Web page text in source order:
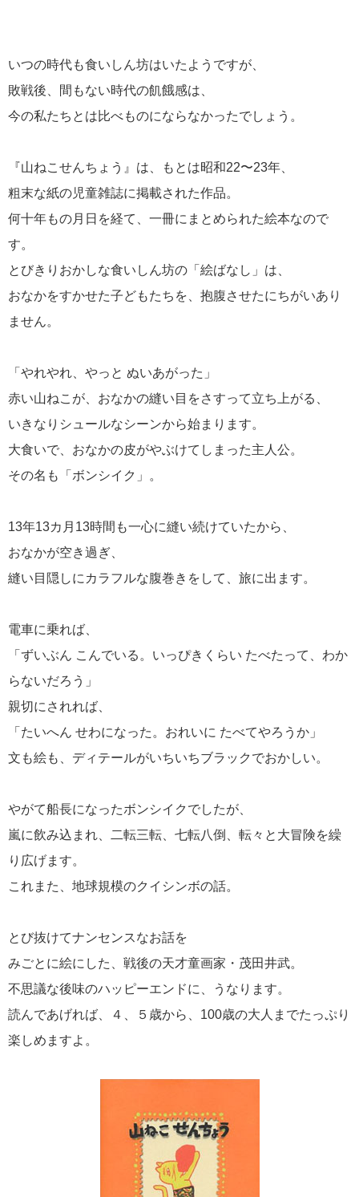
いつの時代も食いしん坊はいたようですが、
敗戦後、間もない時代の飢餓感は、
今の私たちとは比べものにならなかったでしょう。
『山ねこせんちょう』は、もとは昭和22〜23年、
粗末な紙の児童雑誌に掲載された作品。
何十年もの月日を経て、一冊にまとめられた絵本なので
す。
とびきりおかしな食いしん坊の「絵ばなし」は、
おなかをすかせた子どもたちを、抱腹させたにちがいあり
ません。
「やれやれ、やっと ぬいあがった」
赤い山ねこが、おなかの縫い目をさすって立ち上がる、
いきなりシュールなシーンから始まります。
大食いで、おなかの皮がやぶけてしまった主人公。
その名も「ボンシイク」。
13年13カ月13時間も一心に縫い続けていたから、
おなかが空き過ぎ、
縫い目隠しにカラフルな腹巻きをして、旅に出ます。
電車に乗れば、
「ずいぶん こんでいる。いっぴきくらい たべたって、わか
らないだろう」
親切にされれば、
「たいへん せわになった。おれいに たべてやろうか」
文も絵も、ディテールがいちいちブラックでおかしい。
やがて船長になったボンシイクでしたが、
嵐に飲み込まれ、二転三転、七転八倒、転々と大冒険を繰
り広げます。
これまた、地球規模のクイシンボの話。
とび抜けてナンセンスなお話を
みごとに絵にした、戦後の天才童画家・茂田井武。
不思議な後味のハッピーエンドに、うなります。
読んであげれば、４、５歳から、100歳の大人までたっぷり
楽しめますよ。